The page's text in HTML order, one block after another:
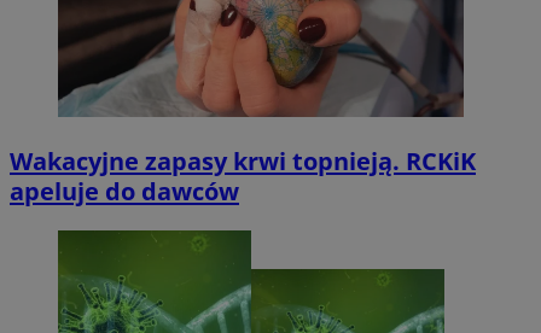
Wakacyjne zapasy krwi topnieją. RCKiK
apeluje do dawców